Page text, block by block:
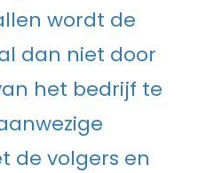
wordt de
dan niet door
het bedrijf te
de volgers en